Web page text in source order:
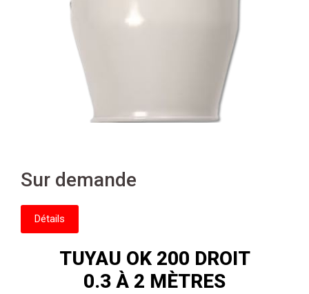
Sur demande
Détails
TUYAU OK 200 DROIT
0.3 À 2 MÈTRES